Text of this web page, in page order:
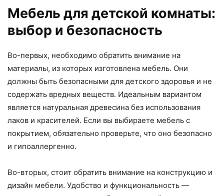
Мебель для детской комнаты:
выбор и безопасность
Во-первых, необходимо обратить внимание на
материалы, из которых изготовлена мебель. Они
должны быть безопасными для детского здоровья и не
содержать вредных веществ. Идеальным вариантом
является натуральная древесина без использования
лаков и красителей. Если вы выбираете мебель с
покрытием, обязательно проверьте, что оно безопасно
и гипоаллергенно.
Во-вторых, стоит обратить внимание на конструкцию и
дизайн мебели. Удобство и функциональность —